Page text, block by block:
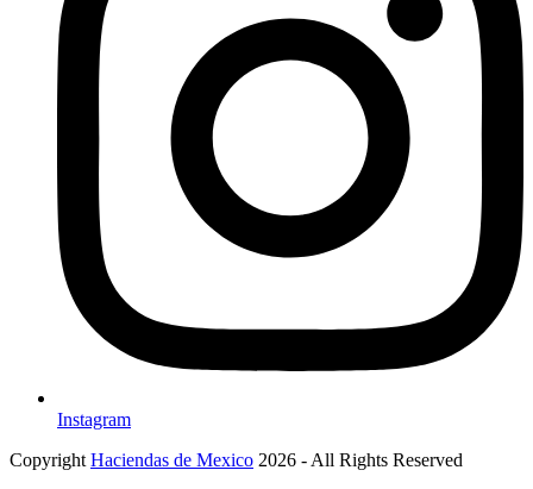
Instagram
Copyright Haciendas de Mexico 2026 - All Rights Reserved